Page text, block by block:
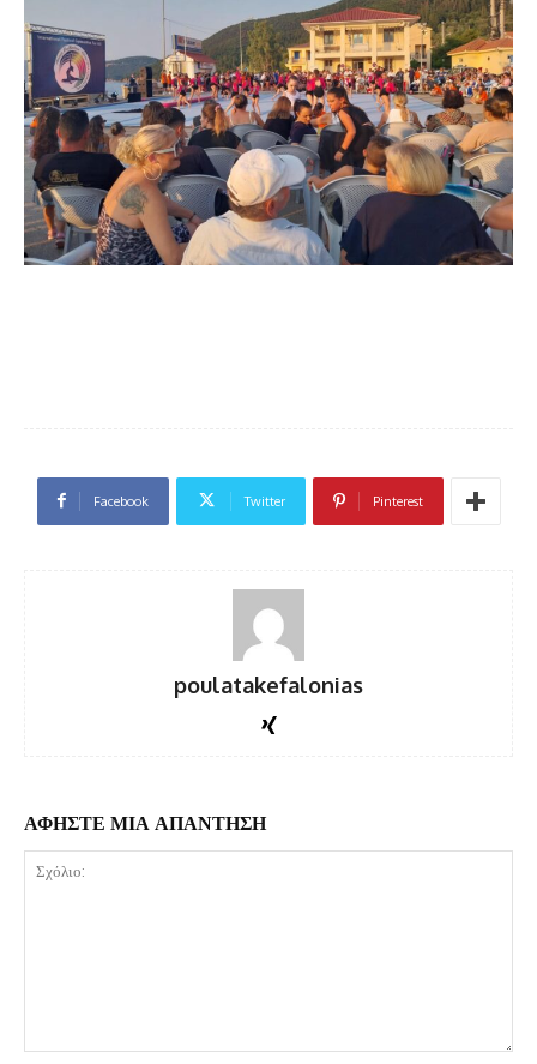
Facebook Twitter Pinterest
poulatakefalonias
ΑΦΗΣΤΕ ΜΙΑ ΑΠΑΝΤΗΣΗ